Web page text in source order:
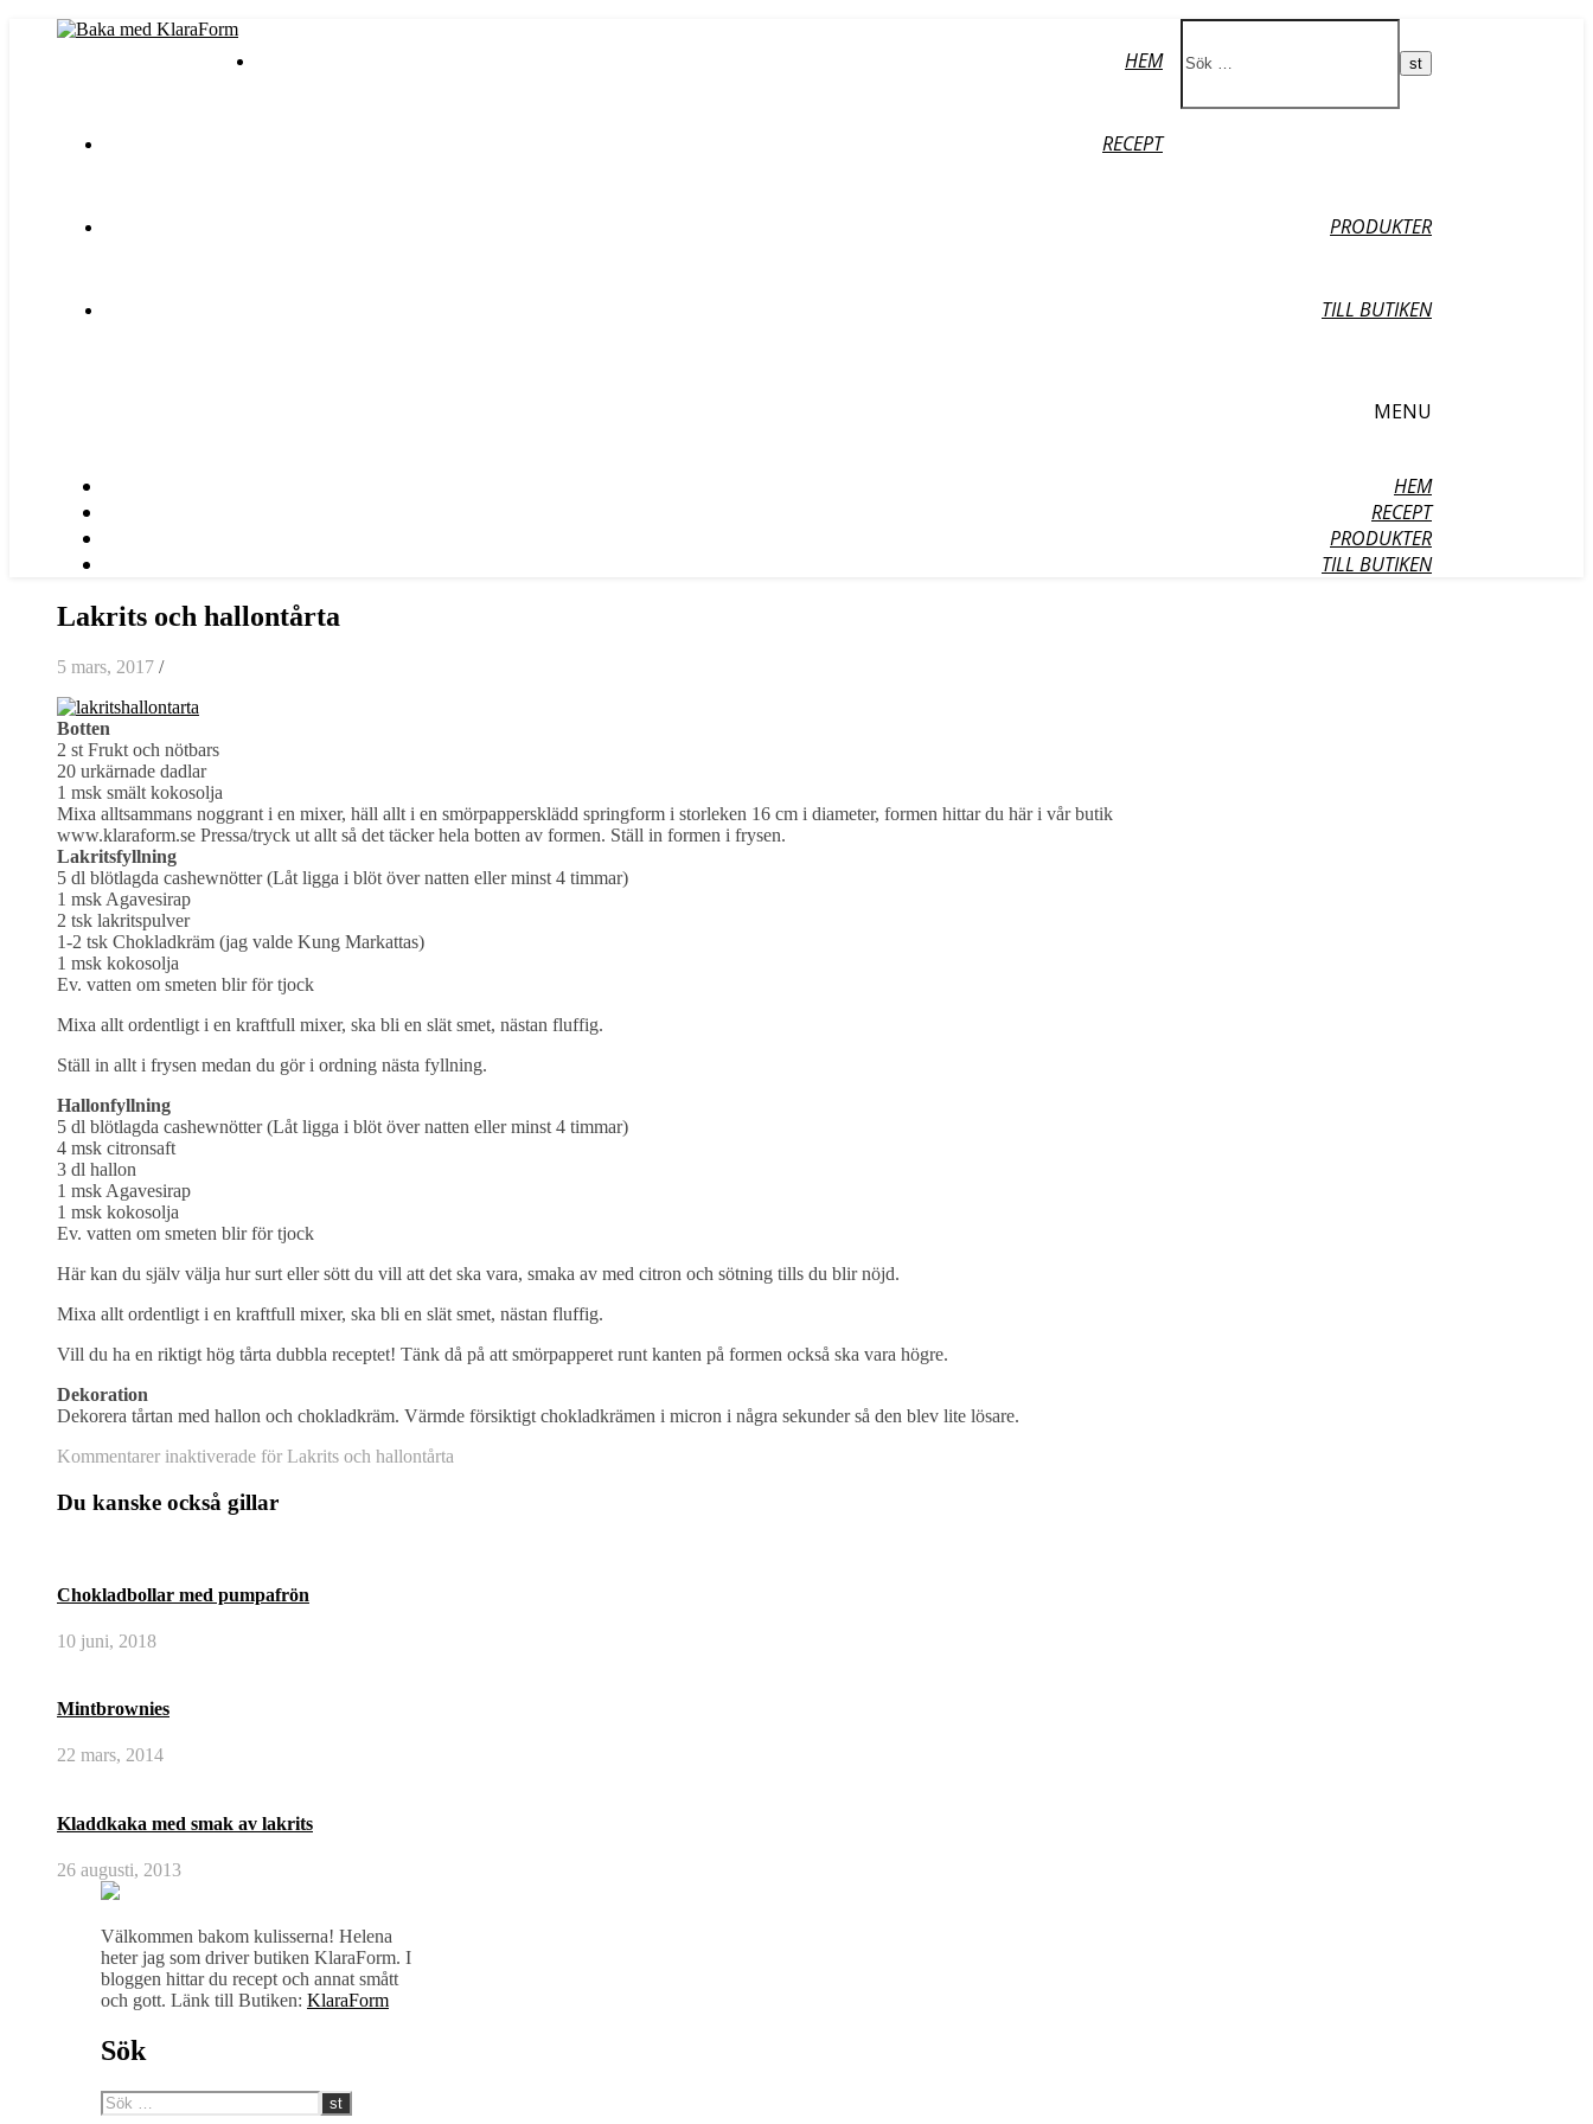
HEM
RECEPT
PRODUKTER
TILL BUTIKEN
MENU
HEM
RECEPT
PRODUKTER
TILL BUTIKEN
Lakrits och hallontårta
5 mars, 2017 /
Botten
2 st Frukt och nötbars
20 urkärnade dadlar
1 msk smält kokosolja
Mixa alltsammans noggrant i en mixer, häll allt i en smörpappersklädd springform i storleken 16 cm i diameter, formen hittar du här i vår butik
www.klaraform.se Pressa/tryck ut allt så det täcker hela botten av formen. Ställ in formen i frysen.
Lakritsfyllning
5 dl blötlagda cashewnötter (Låt ligga i blöt över natten eller minst 4 timmar)
1 msk Agavesirap
2 tsk lakritspulver
1-2 tsk Chokladkräm (jag valde Kung Markattas)
1 msk kokosolja
Ev. vatten om smeten blir för tjock
Mixa allt ordentligt i en kraftfull mixer, ska bli en slät smet, nästan fluffig.
Ställ in allt i frysen medan du gör i ordning nästa fyllning.
Hallonfyllning
5 dl blötlagda cashewnötter (Låt ligga i blöt över natten eller minst 4 timmar)
4 msk citronsaft
3 dl hallon
1 msk Agavesirap
1 msk kokosolja
Ev. vatten om smeten blir för tjock
Här kan du själv välja hur surt eller sött du vill att det ska vara, smaka av med citron och sötning tills du blir nöjd.
Mixa allt ordentligt i en kraftfull mixer, ska bli en slät smet, nästan fluffig.
Vill du ha en riktigt hög tårta dubbla receptet! Tänk då på att smörpapperet runt kanten på formen också ska vara högre.
Dekoration
Dekorera tårtan med hallon och chokladkräm. Värmde försiktigt chokladkrämen i micron i några sekunder så den blev lite lösare.
Kommentarer inaktiverade för Lakrits och hallontårta
Du kanske också gillar
Chokladbollar med pumpafrön
10 juni, 2018
Mintbrownies
22 mars, 2014
Kladdkaka med smak av lakrits
26 augusti, 2013
Välkommen bakom kulisserna! Helena
heter jag som driver butiken KlaraForm. I
bloggen hittar du recept och annat smått
och gott. Länk till Butiken: KlaraForm
Sök